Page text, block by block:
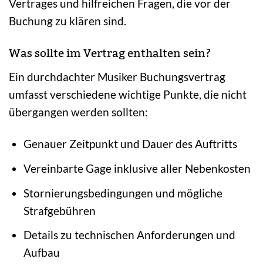
Vertrages und hilfreichen Fragen, die vor der
Buchung zu klären sind.
Was sollte im Vertrag enthalten sein?
Ein durchdachter Musiker Buchungsvertrag
umfasst verschiedene wichtige Punkte, die nicht
übergangen werden sollten:
Genauer Zeitpunkt und Dauer des Auftritts
Vereinbarte Gage inklusive aller Nebenkosten
Stornierungsbedingungen und mögliche
Strafgebühren
Details zu technischen Anforderungen und
Aufbau